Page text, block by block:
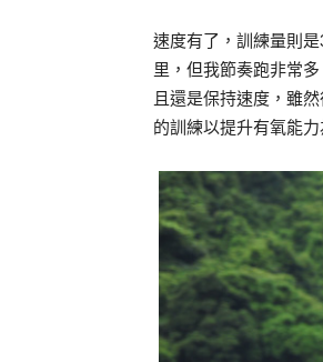
速度有了，訓練量則
里，但我節奏跑非常
且還是保持速度，雖
的訓練以提升有氧能